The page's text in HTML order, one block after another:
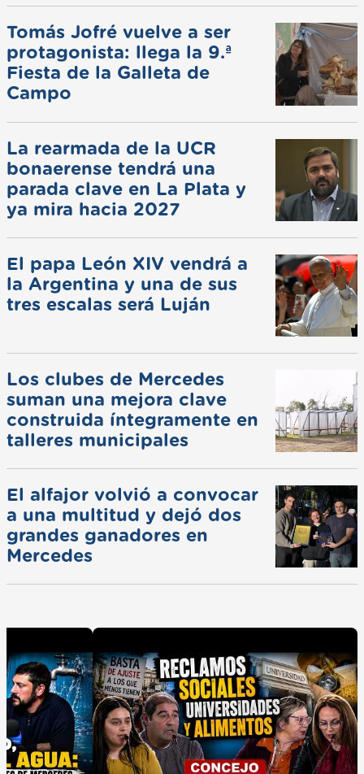
Tomás Jofré vuelve a ser
protagonista: llega la 9.ª
Fiesta de la Galleta de
Campo
La rearmada de la UCR
bonaerense tendrá una
parada clave en La Plata y
ya mira hacia 2027
El papa León XIV vendrá a
la Argentina y una de sus
tres escalas será Luján
Los clubes de Mercedes
suman una mejora clave
construida íntegramente en
talleres municipales
El alfajor volvió a convocar
a una multitud y dejó dos
grandes ganadores en
Mercedes